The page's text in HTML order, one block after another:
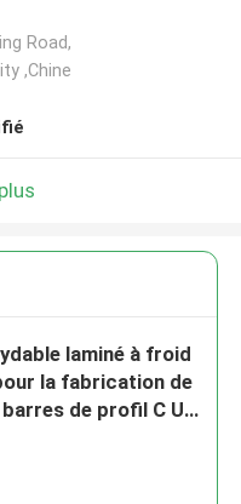
Road,
,Chine
laminé à froid
la fabrication de
de profil C U